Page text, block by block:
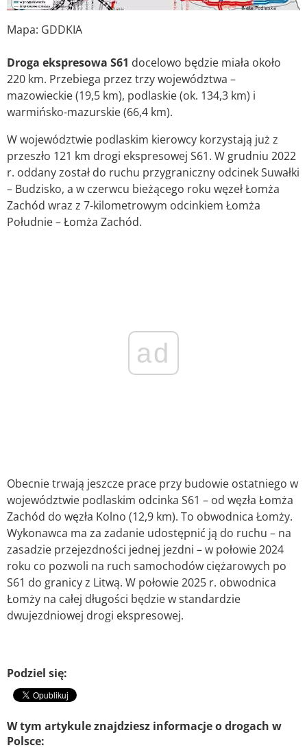
Mapa: GDDKIA
Droga ekspresowa S61 docelowo będzie miała około
220 km. Przebiega przez trzy województwa –
mazowieckie (19,5 km), podlaskie (ok. 134,3 km) i
warmińsko-mazurskie (66,4 km).
W województwie podlaskim kierowcy korzystają już z
przeszło 121 km drogi ekspresowej S61. W grudniu 2022
r. oddany został do ruchu przygraniczny odcinek Suwałki
– Budzisko, a w czerwcu bieżącego roku węzeł Łomża
Zachód wraz z 7-kilometrowym odcinkiem Łomża
Południe – Łomża Zachód.
ad
Obecnie trwają jeszcze prace przy budowie ostatniego w
województwie podlaskim odcinka S61 – od węzła Łomża
Zachód do węzła Kolno (12,9 km). To obwodnica Łomży.
Wykonawca ma za zadanie udostępnić ją do ruchu – na
zasadzie przejezdności jednej jezdni – w połowie 2024
roku co pozwoli na ruch samochodów ciężarowych po
S61 do granicy z Litwą. W połowie 2025 r. obwodnica
Łomży na całej długości będzie w standardzie
dwujezdniowej drogi ekspresowej.
Podziel się:
W tym artykule znajdziesz informacje o drogach w
Polsce: